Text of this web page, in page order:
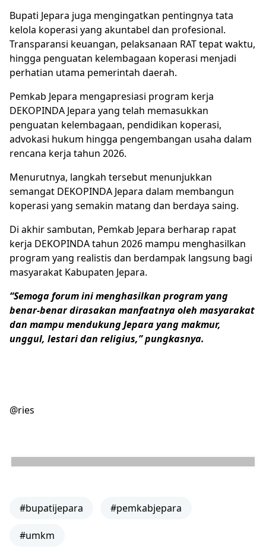
Bupati Jepara juga mengingatkan pentingnya tata
kelola koperasi yang akuntabel dan profesional.
Transparansi keuangan, pelaksanaan RAT tepat waktu,
hingga penguatan kelembagaan koperasi menjadi
perhatian utama pemerintah daerah.
Pemkab Jepara mengapresiasi program kerja
DEKOPINDA Jepara yang telah memasukkan
penguatan kelembagaan, pendidikan koperasi,
advokasi hukum hingga pengembangan usaha dalam
rencana kerja tahun 2026.
Menurutnya, langkah tersebut menunjukkan
semangat DEKOPINDA Jepara dalam membangun
koperasi yang semakin matang dan berdaya saing.
Di akhir sambutan, Pemkab Jepara berharap rapat
kerja DEKOPINDA tahun 2026 mampu menghasilkan
program yang realistis dan berdampak langsung bagi
masyarakat Kabupaten Jepara.
“Semoga forum ini menghasilkan program yang
benar-benar dirasakan manfaatnya oleh masyarakat
dan mampu mendukung Jepara yang makmur,
unggul, lestari dan religius,” pungkasnya.
@ries
#bupatijepara #pemkabjepara
#umkm